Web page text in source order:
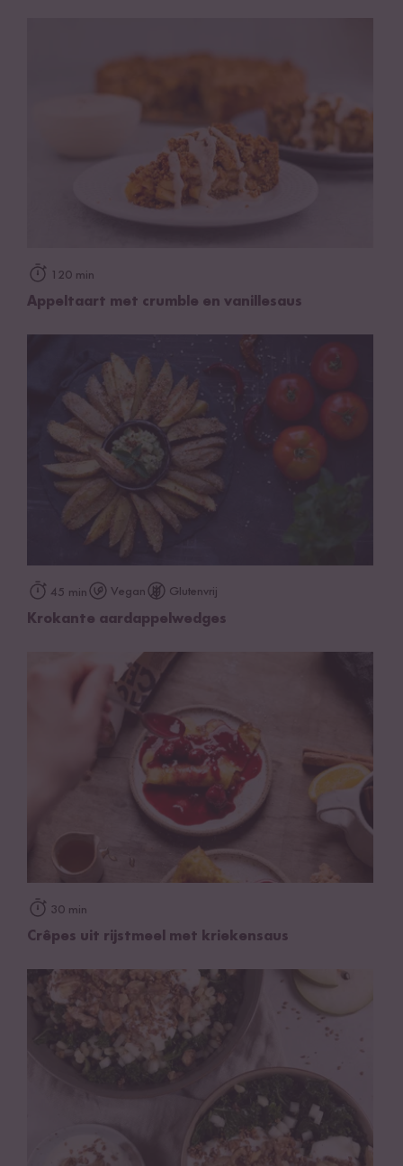
120 min
Appeltaart met crumble en vanillesaus
45 min Vegan Glutenvrij
Krokante aardappelwedges
30 min
Crêpes uit rijstmeel met kriekensaus